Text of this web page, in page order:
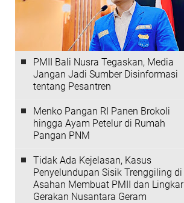
PMII Bali Nusra Tegaskan, Media
Jangan Jadi Sumber Disinformasi
tentang Pesantren
Menko Pangan RI Panen Brokoli
hingga Ayam Petelur di Rumah
Pangan PNM
Tidak Ada Kejelasan, Kasus
Penyelundupan Sisik Trenggiling di
Asahan Membuat PMII dan Lingkar
Gerakan Nusantara Geram